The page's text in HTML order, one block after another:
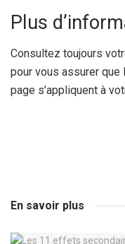
Plus
Consultez toujours
pour vous assurer
page s’appliquent à
En savoir plus